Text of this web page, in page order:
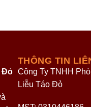
Đỏ
THÔNG TIN
Công Ty TNHH
Liễu Táo Đỏ